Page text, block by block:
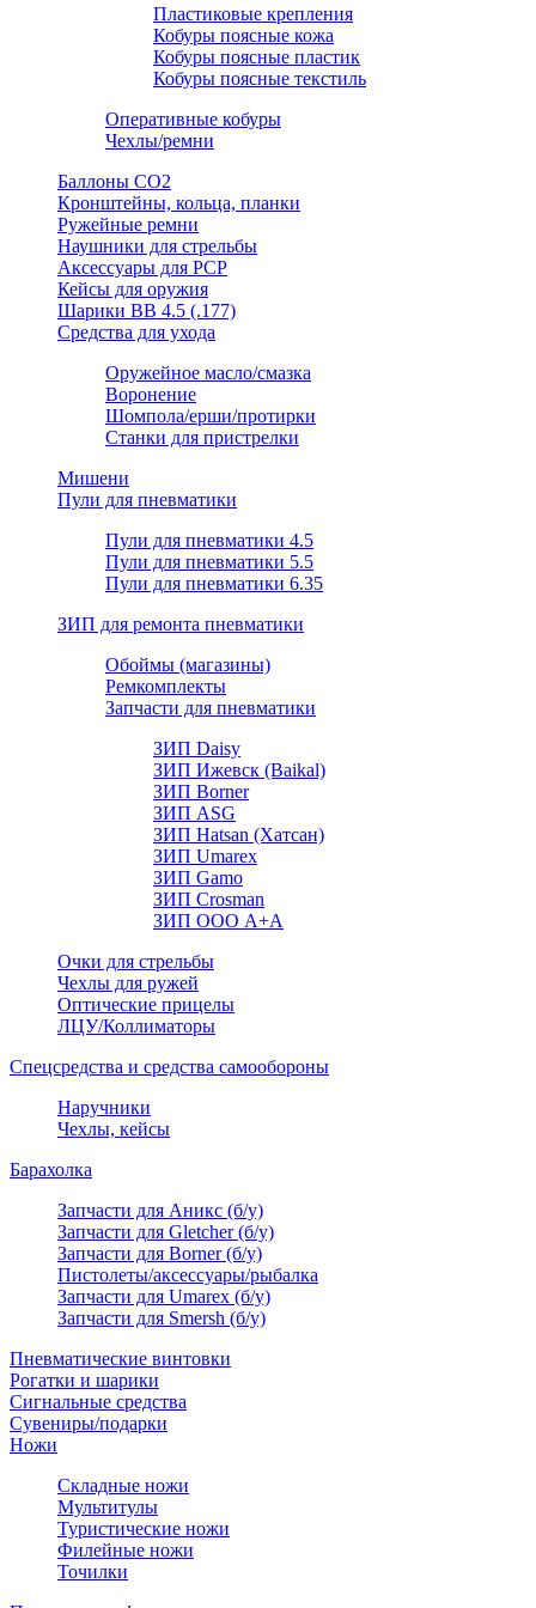
Пластиковые крепления
Кобуры поясные кожа
Кобуры поясные пластик
Кобуры поясные текстиль
Оперативные кобуры
Чехлы/ремни
Баллоны СО2
Кронштейны, кольца, планки
Ружейные ремни
Наушники для стрельбы
Аксессуары для PCP
Кейсы для оружия
Шарики ВВ 4.5 (.177)
Средства для ухода
Оружейное масло/смазка
Воронение
Шомпола/ерши/протирки
Станки для пристрелки
Мишени
Пули для пневматики
Пули для пневматики 4.5
Пули для пневматики 5.5
Пули для пневматики 6.35
ЗИП для ремонта пневматики
Обоймы (магазины)
Ремкомплекты
Запчасти для пневматики
ЗИП Daisy
ЗИП Ижевск (Baikal)
ЗИП Borner
ЗИП ASG
ЗИП Hatsan (Хатсан)
ЗИП Umarex
ЗИП Gamo
ЗИП Crosman
ЗИП ООО А+А
Очки для стрельбы
Чехлы для ружей
Оптические прицелы
ЛЦУ/Коллиматоры
Спецсредства и средства самообороны
Наручники
Чехлы, кейсы
Барахолка
Запчасти для Аникс (б/у)
Запчасти для Gletcher (б/у)
Запчасти для Borner (б/у)
Пистолеты/аксессуары/рыбалка
Запчасти для Umarex (б/у)
Запчасти для Smersh (б/у)
Пневматические винтовки
Рогатки и шарики
Сигнальные средства
Сувениры/подарки
Ножи
Складные ножи
Мультитулы
Туристические ножи
Филейные ножи
Точилки